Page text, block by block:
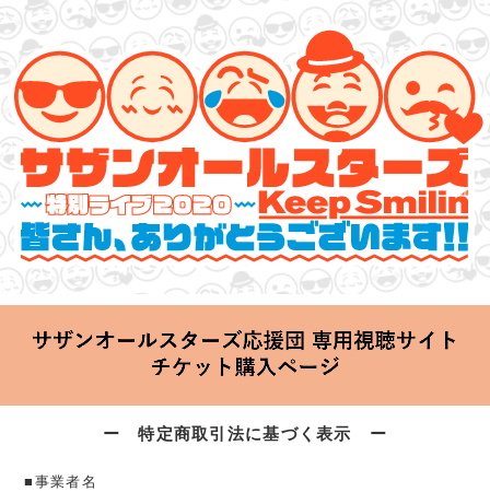
サザンオールスターズ 特別ライブ 2020
2020.06.25 Thu 20:00 Start at 横浜アリーナ
ー 特定商取引法に基づく表示 ー
■事業者名